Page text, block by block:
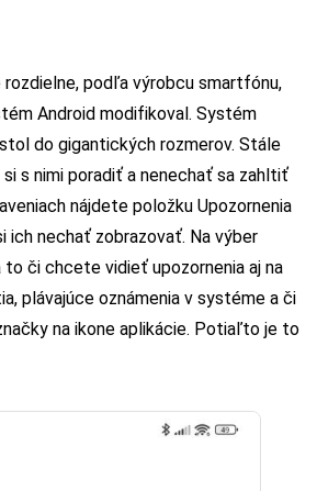
podľa výrobcu smartfónu,
Android modifikoval. Systém
do gigantických rozmerov. Stále
s nimi poradiť a nenechať sa zahltiť
nájdete položku Upozornenia
ich nechať zobrazovať. Na výber
či chcete vidieť upozornenia aj na
plávajúce oznámenia v systéme a či
na ikone aplikácie. Potiaľto je to